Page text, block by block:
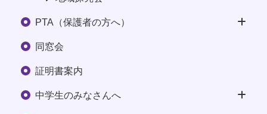
PTA（保護者の方へ）
同窓会
証明書案内
中学生のみなさんへ